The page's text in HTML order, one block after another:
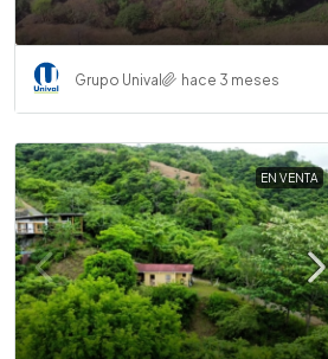
Grupo Unival hace 3 meses
EN VENTA